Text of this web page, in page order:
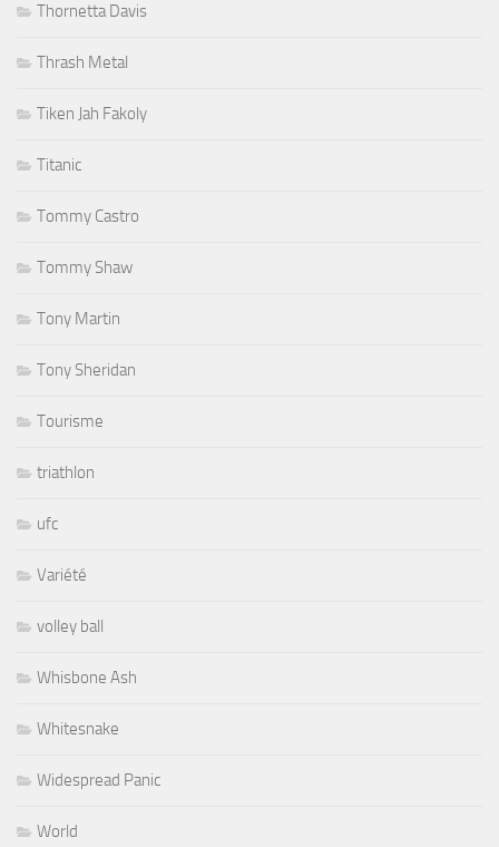
Thornetta Davis
Thrash Metal
Tiken Jah Fakoly
Titanic
Tommy Castro
Tommy Shaw
Tony Martin
Tony Sheridan
Tourisme
triathlon
ufc
Variété
volley ball
Whisbone Ash
Whitesnake
Widespread Panic
World